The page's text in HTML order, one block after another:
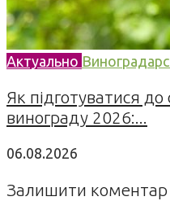
Актуально
Як підготуватися
винограду 2026:...
06.08.2026
Залишити коментар